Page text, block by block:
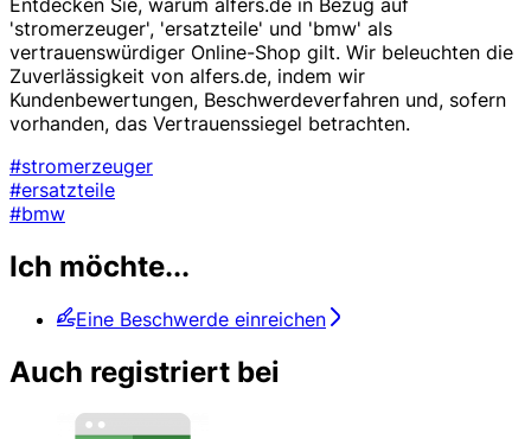
Entdecken Sie, warum alfers.de in Bezug auf
'stromerzeuger', 'ersatzteile' und 'bmw' als
vertrauenswürdiger Online-Shop gilt. Wir beleuchten die
Zuverlässigkeit von alfers.de, indem wir
Kundenbewertungen, Beschwerdeverfahren und, sofern
vorhanden, das Vertrauenssiegel betrachten.
#stromerzeuger
#ersatzteile
#bmw
Ich möchte...
Eine Beschwerde einreichen
Auch registriert bei